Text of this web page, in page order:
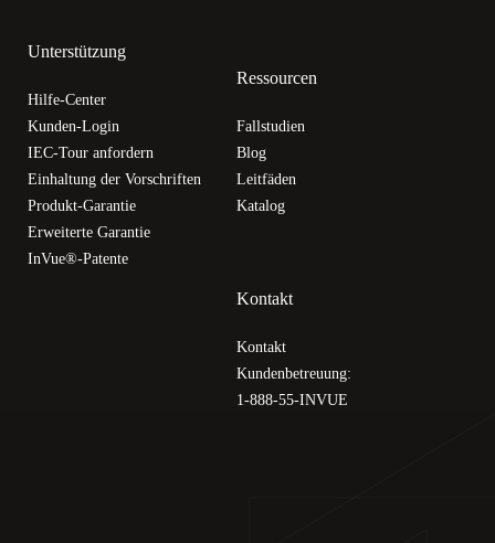
Unterstützung
Hilfe-Center
Kunden-Login
IEC-Tour anfordern
Einhaltung der Vorschriften
Produkt-Garantie
Erweiterte Garantie
InVue®-Patente
Ressourcen
Fallstudien
Blog
Leitfäden
Katalog
Kontakt
Kontakt
Kundenbetreuung:
1-888-55-INVUE